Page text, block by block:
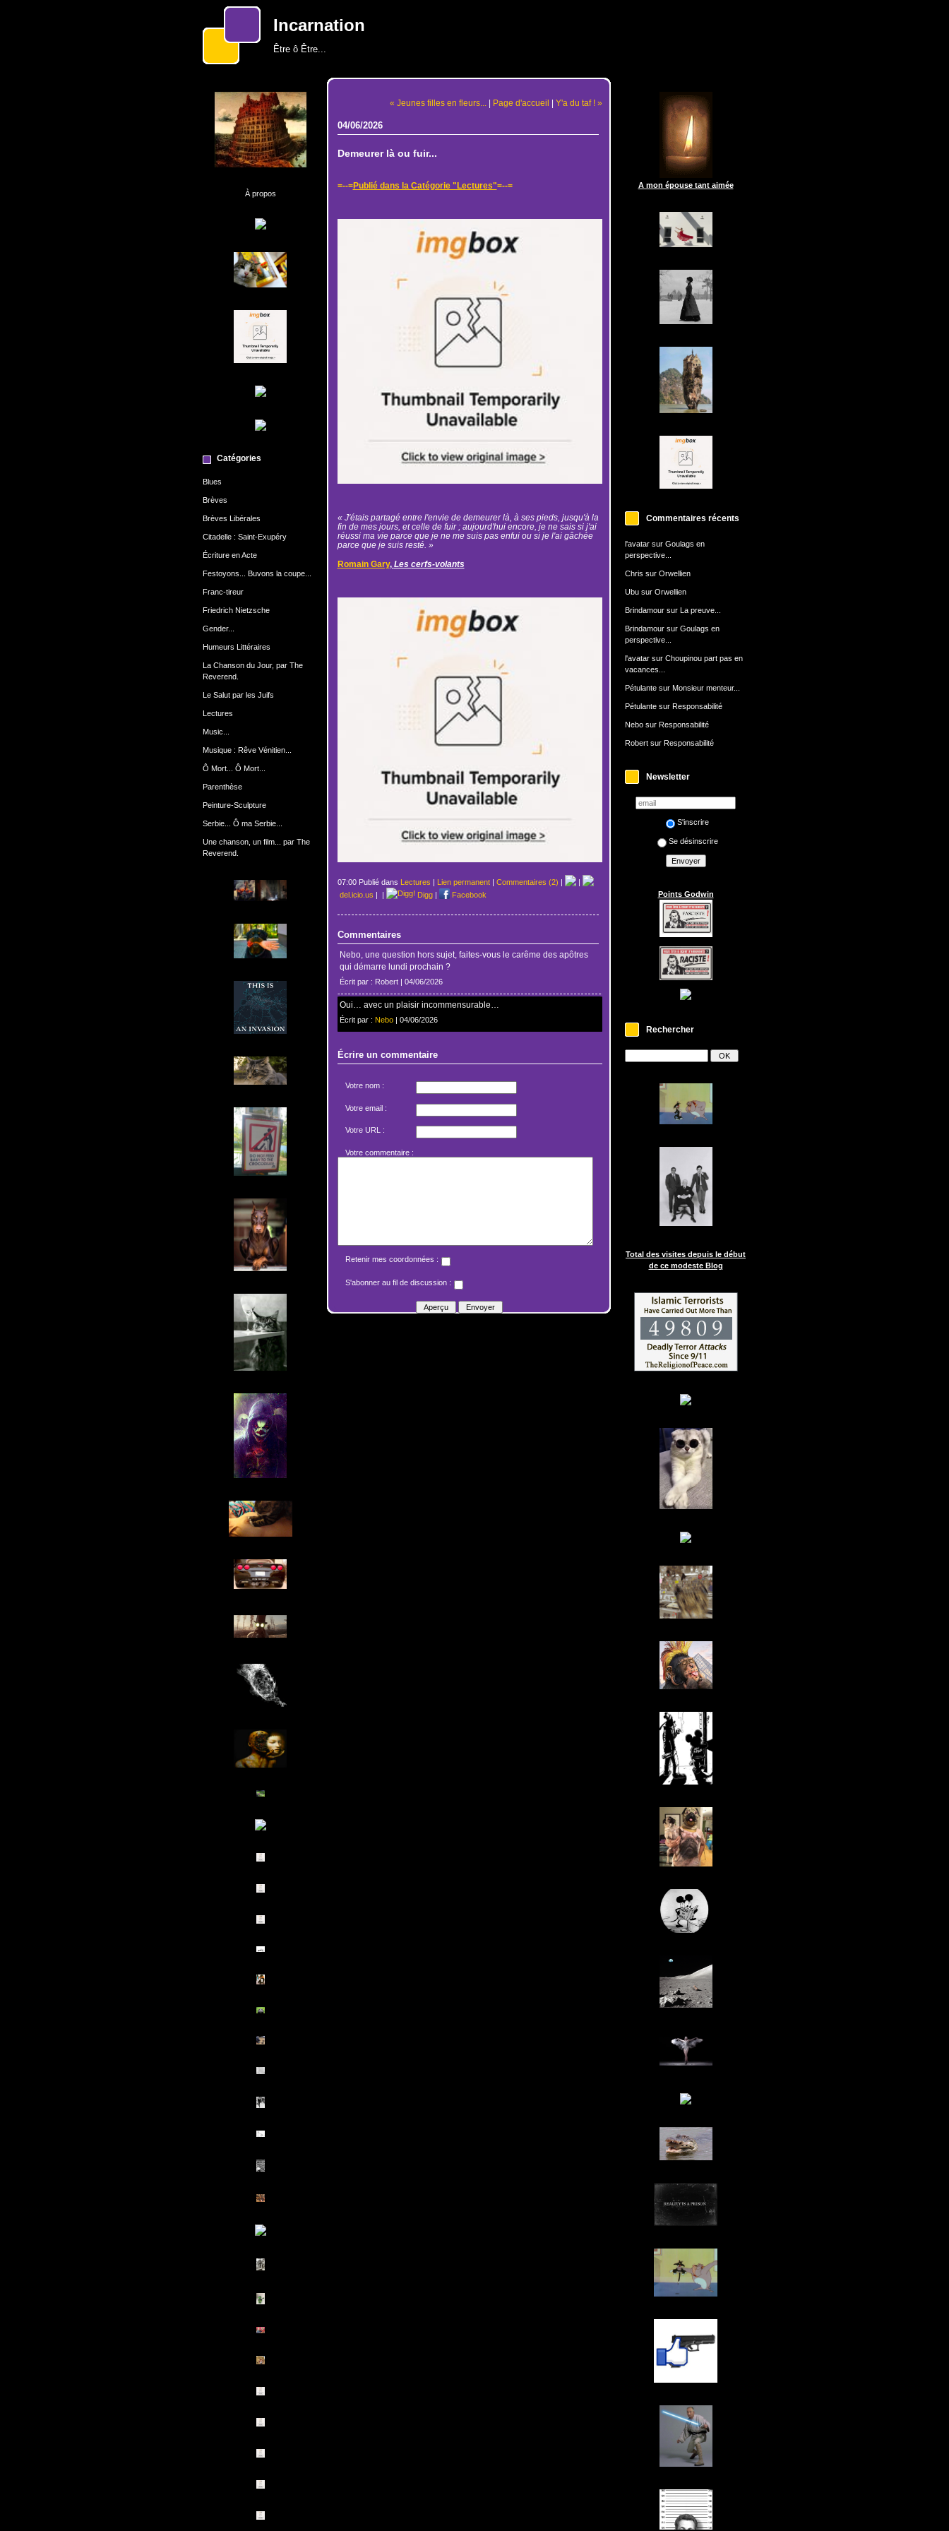
Incarnation
Être ô Être...
À propos
Catégories
Blues
Brèves
Brèves Libérales
Citadelle : Saint-Exupéry
Écriture en Acte
Festoyons... Buvons la coupe...
Franc-tireur
Friedrich Nietzsche
Gender...
Humeurs Littéraires
La Chanson du Jour, par The
Reverend.
Le Salut par les Juifs
Lectures
Music...
Musique : Rêve Vénitien...
Ô Mort... Ô Mort...
Parenthèse
Peinture-Sculpture
Serbie... Ô ma Serbie...
Une chanson, un film... par The
Reverend.
A mon épouse tant aimée
Commentaires récents
l'avatarsur Goulags en
perspective...
Chris sur Orwellien
Ubusur Orwellien
Brindamoursur La preuve...
Brindamoursur Goulags en
perspective...
l'avatarsur Choupinou part pas en
vacances...
Pétulantesur Monsieur menteur...
Pétulantesur Responsabilité
Nebosur Responsabilité
Robertsur Responsabilité
Newsletter
S'inscrire
Se désinscrire
Points Godwin
Rechercher
Total des visites depuis le début
de ce modeste Blog
« Jeunes filles en fleurs... | Page d'accueil | Y'a du taf ! »
04/06/2026
Demeurer là ou fuir...
=--=Publié dans la Catégorie "Lectures"=--=
« J'étais partagé entre l'envie de demeurer là, à ses pieds, jusqu'à la
fin de mes jours, et celle de fuir ; aujourd'hui encore, je ne sais si j'ai
réussi ma vie parce que je ne me suis pas enfui ou si je l'ai gâchée
parce que je suis resté. »
Romain Gary, Les cerfs-volants
07:00 Publié dans Lectures | Lien permanent| Commentaires (2) |
|
del.icio.us | | Digg| Facebook
Commentaires
Nebo, une question hors sujet, faites-vous le carême des apôtres
qui démarre lundi prochain ?
Écrit par : Robert | 04/06/2026
Oui… avec un plaisir incommensurable…
Écrit par : Nebo| 04/06/2026
Écrire un commentaire
Votre nom :
Votre email :
Votre URL :
Votre commentaire :
Retenir mes coordonnées :
S'abonner au fil de discussion :